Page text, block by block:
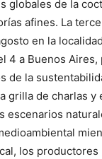
globales de la
afines. La
en la
4 a Buenos
de la
grilla de charlas y
escenarios
los productores